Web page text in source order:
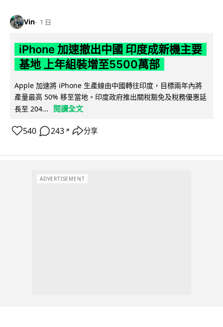
Vin 1 日
iPhone 加速撤出中國 印度成新機主要
基地 上年組裝增至5500萬部
Apple 加速將 iPhone 生產線由中國轉往印度，目標兩年內將
產量最高 50% 移至當地。印度政府推出關稅豁免及稅務優惠延
長至 204...
閱讀全文
540 243 ↗ 分享
ADVERTISEMENT